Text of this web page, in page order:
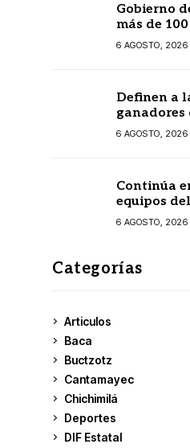
Gobierno
más de
en línea
turísticos
6 AGOSTO, 2026
Definen a
ganadores
Estatal de
6 AGOSTO, 2026
Continúa
equipos
Seguridad
6 AGOSTO, 2026
Categorías
Articulos
Baca
Buctzotz
Cantamayec
Chichimilá
Deportes
DIF Estatal